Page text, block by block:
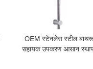
OEM स्टेनलेस स्टील
सहायक उपकरण आसान